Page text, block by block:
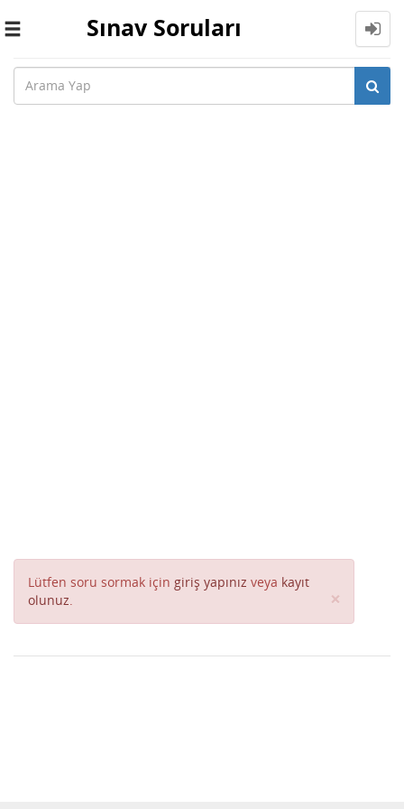
Toggle
Sınav Soruları
Lütfen soru sormak için giriş yapınız veya kayıt
olunuz. ×